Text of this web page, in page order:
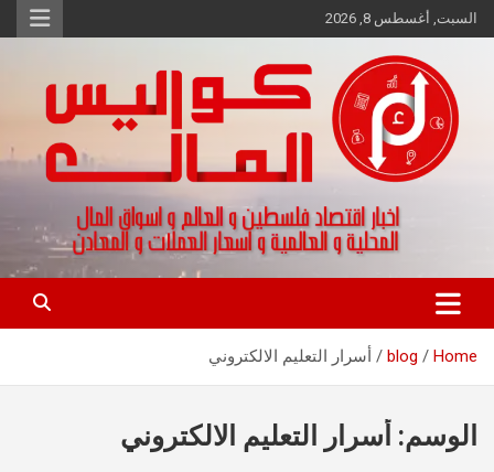
Skip
to
السبت, أغسطس 8, 2026
كواليس المال
اخبار اقتصاد فلسطين و العالم و تقارير اسواق المال و العملات
Home
blog أسرار التعليم الالكتروني
الوسم: أسرار التعليم الالكتروني